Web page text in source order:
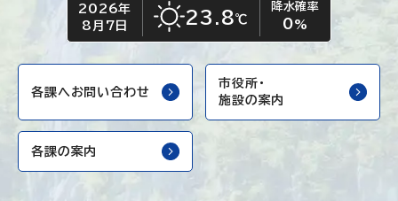
今日の日付
2026年
8月7日
今日の天気
晴れ 23.8℃
降水確率
0%
各課へお問い合わせ
市役所・
施設の案内
各課の案内